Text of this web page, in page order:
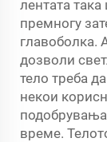
лентата
премногу
главоболка.
дозволи
тело треба
некои
време.